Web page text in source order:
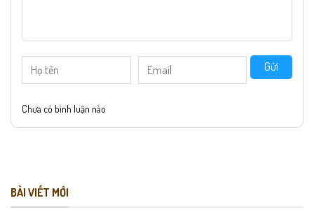
Gửi
Chưa có bình luận nào
BÀI VIẾT MỚI